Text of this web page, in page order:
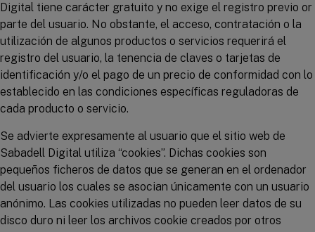
Digital tiene carácter gratuito y no exige el registro previo or
parte del usuario. No obstante, el acceso, contratación o la
utilización de algunos productos o servicios requerirá el
registro del usuario, la tenencia de claves o tarjetas de
identificación y/o el pago de un precio de conformidad con lo
establecido en las condiciones específicas reguladoras de
cada producto o servicio.
Se advierte expresamente al usuario que el sitio web de
Sabadell Digital utiliza “cookies”. Dichas cookies son
pequeños ficheros de datos que se generan en el ordenador
del usuario los cuales se asocian únicamente con un usuario
anónimo. Las cookies utilizadas no pueden leer datos de su
disco duro ni leer los archivos cookie creados por otros